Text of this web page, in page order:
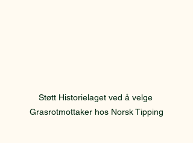
Støtt Historielaget ved å velge
Grasrotmottaker hos Norsk Tipping